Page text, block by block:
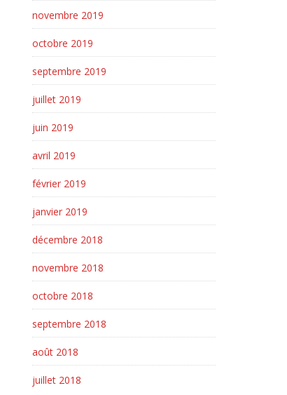
novembre 2019
octobre 2019
septembre 2019
juillet 2019
juin 2019
avril 2019
février 2019
janvier 2019
décembre 2018
novembre 2018
octobre 2018
septembre 2018
août 2018
juillet 2018